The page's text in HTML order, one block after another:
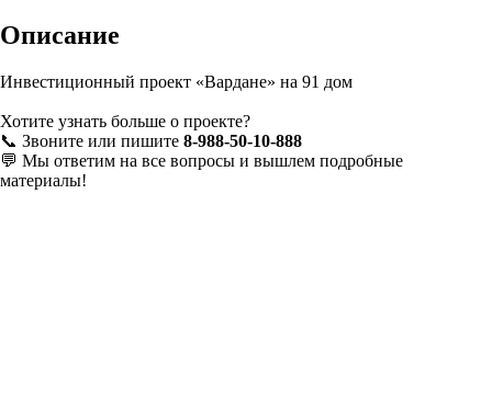
Описание
Инвестиционный проект «Вардане» на 91 дом
Хотите узнать больше о проекте?
📞 Звоните или пишите 8‑988‑50‑10‑888
💬 Мы ответим на все вопросы и вышлем подробные
материалы!